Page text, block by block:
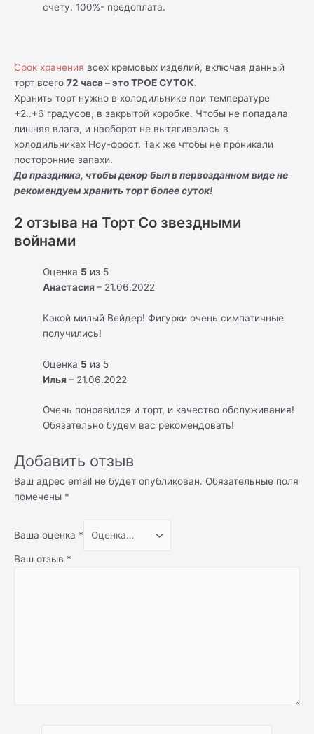
счету. 100%- предоплата.
Срок хранения всех кремовых изделий, включая данный
торт всего 72 часа – это ТРОЕ СУТОК.
Хранить торт нужно в холодильнике при температуре
+2..+6 градусов, в закрытой коробке. Чтобы не попадала
лишняя влага, и наоборот не вытягивалась в
холодильниках Ноу-фрост. Так же чтобы не проникали
посторонние запахи.
До праздника, чтобы декор был в первозданном виде не
рекомендуем хранить торт более суток!
2 отзыва на Торт Со звездными
войнами
Оценка 5 из 5
Анастасия– 21.06.2022
Какой милый Вейдер! Фигурки очень симпатичные
получились!
Оценка 5 из 5
Илья– 21.06.2022
Очень понравился и торт, и качество обслуживания!
Обязательно будем вас рекомендовать!
Добавить отзыв
Ваш адрес email не будет опубликован. Обязательные поля
помечены *
Ваша оценка *
Ваш отзыв *